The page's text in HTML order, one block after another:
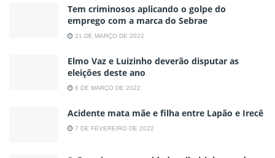
Tem criminosos aplicando o golpe do
emprego com a marca do Sebrae
21 DE MARÇO DE 2022
Elmo Vaz e Luizinho deverão disputar as
eleições deste ano
6 DE MARÇO DE 2022
Acidente mata mãe e filha entre Lapão e Irecê
7 DE FEVEREIRO DE 2022